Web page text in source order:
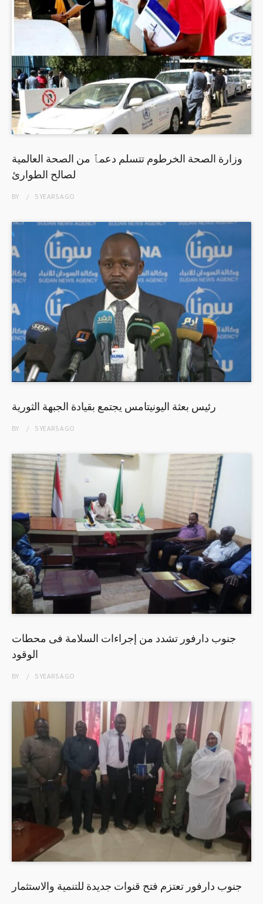
وزارة الصحة الخرطوم تتسلم دعمٱ من الصحة العالمية
لصالح الطوارئ
BY 5 YEARSAGO
رئيس بعثة اليونيتامس يجتمع بقيادة الجبهة الثورية
BY 5 YEARSAGO
جنوب دارفور تشدد من إجراءات السلامة فى محطات
الوقود
BY 5 YEARSAGO
جنوب دارفور تعتزم فتح قنوات جديدة للتنمية والاستثمار